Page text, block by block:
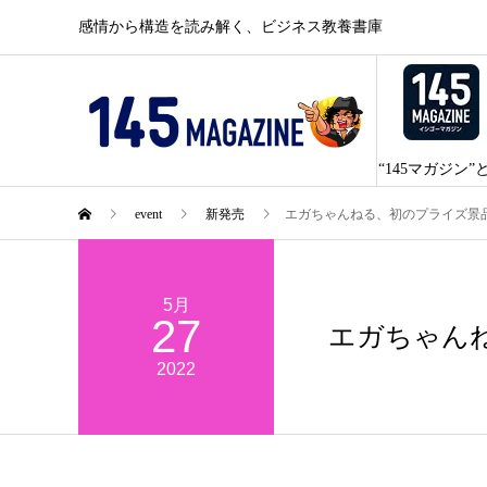
感情から構造を読み解く、ビジネス教養書庫
“145マガジン”
event 新発売 エガちゃんねる、初のプライズ景
5月
27
2022
エガちゃん